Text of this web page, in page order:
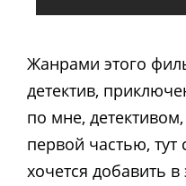
Жанрами этого
детектив,
по мне,
первой частью, тут
хочется добавить